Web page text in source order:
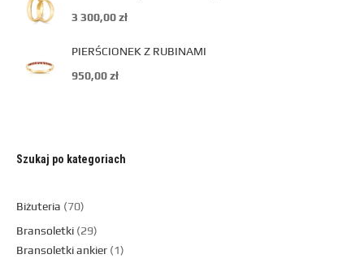
3 300,00zł
PIERŚCIONEK Z RUBINAMI
950,00zł
Szukaj po kategoriach
Biżuteria
70
Bransoletki 29
Bransoletki ankier 1